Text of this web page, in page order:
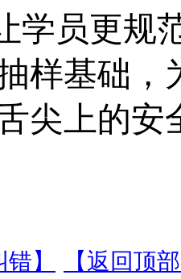
学员更规
样基础，
尖上的安
】 【返回顶